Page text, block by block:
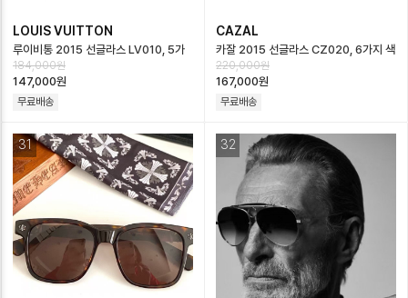
LOUIS VUITTON
루이비통 2015 선글라스 LV010, 5가
지 색상
184,000원
147,000원
무료배송
CAZAL
카잘 2015 선글라스 CZ020, 6가지 색
상
220,000원
167,000원
무료배송
31 32